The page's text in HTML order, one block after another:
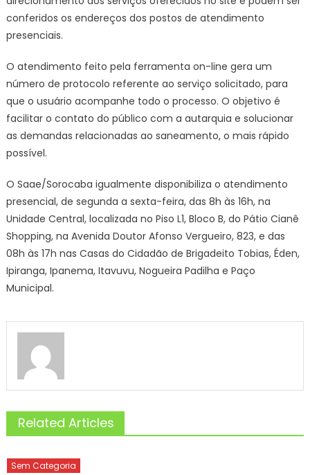
conferidos os endereços dos postos de atendimento
presenciais.
O atendimento feito pela ferramenta on-line gera um
número de protocolo referente ao serviço solicitado, para
que o usuário acompanhe todo o processo. O objetivo é
facilitar o contato do público com a autarquia e solucionar
as demandas relacionadas ao saneamento, o mais rápido
possível.
O Saae/Sorocaba igualmente disponibiliza o atendimento
presencial, de segunda a sexta-feira, das 8h às 16h, na
Unidade Central, localizada no Piso L1, Bloco B, do Pátio Cianê
Shopping, na Avenida Doutor Afonso Vergueiro, 823, e das
08h às 17h nas Casas do Cidadão de Brigadeito Tobias, Éden,
Ipiranga, Ipanema, Itavuvu, Nogueira Padilha e Paço
Municipal.
Related Articles
Sem Categoria